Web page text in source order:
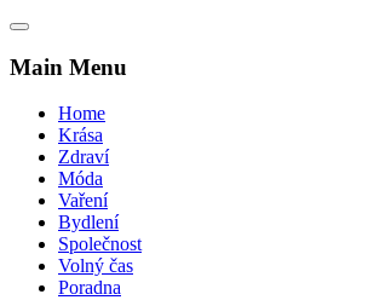
Main Menu
Home
Krása
Zdraví
Móda
Vaření
Bydlení
Společnost
Volný čas
Poradna